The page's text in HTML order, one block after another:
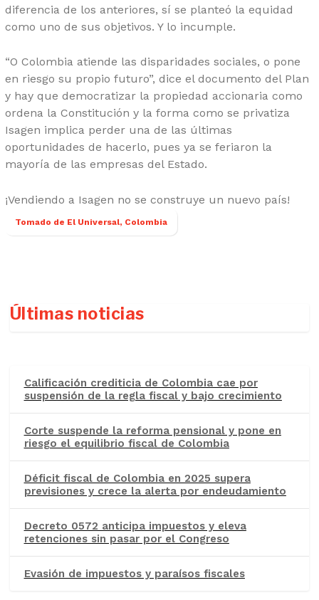
diferencia de los anteriores, sí se planteó la equidad
como uno de sus objetivos. Y lo incumple.
“O Colombia atiende las disparidades sociales, o pone
en riesgo su propio futuro”, dice el documento del Plan
y hay que democratizar la propiedad accionaria como
ordena la Constitución y la forma como se privatiza
Isagen implica perder una de las últimas
oportunidades de hacerlo, pues ya se feriaron la
mayoría de las empresas del Estado.
¡Vendiendo a Isagen no se construye un nuevo país!
Tomado de El Universal, Colombia
Últimas noticias
Calificación crediticia de Colombia cae por
suspensión de la regla fiscal y bajo crecimiento
Corte suspende la reforma pensional y pone en
riesgo el equilibrio fiscal de Colombia
Déficit fiscal de Colombia en 2025 supera
previsiones y crece la alerta por endeudamiento
Decreto 0572 anticipa impuestos y eleva
retenciones sin pasar por el Congreso
Evasión de impuestos y paraísos fiscales